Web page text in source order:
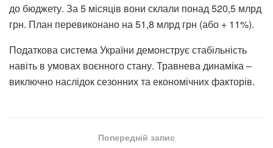
до бюджету. За 5 місяців вони склали понад 520,5 млрд
грн. План перевиконано на 51,8 млрд грн (або + 11%).
Податкова система України демонструє стабільність
навіть в умовах воєнного стану. Травнева динаміка –
виключно наслідок сезонних та економічних факторів.
Попередній запис